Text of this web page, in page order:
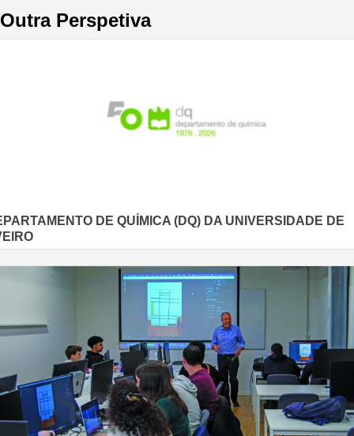
Outra Perspetiva
DE QUÍMICA (DQ) DA UNIVERSIDADE DE